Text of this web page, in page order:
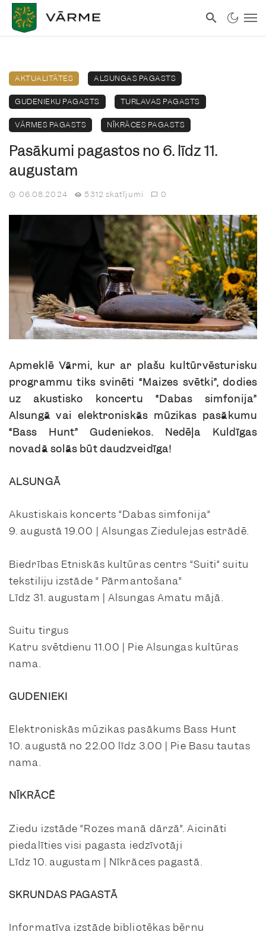
AKTUALITĀTES ALSUNGAS PAGASTS
GUDENIEKU PAGASTS TURLAVAS PAGASTS
VĀRMES PAGASTS NĪKRĀCES PAGASTS
Pasākumi pagastos no 6. līdz 11.
augustam
06.08.2024 5312 skatījumi 0
Apmeklē Vārmi, kur ar plašu kultūrvēsturisku
programmu tiks svinēti “Maizes svētki”, dodies
uz akustisko koncertu “Dabas simfonija”
Alsungā vai elektroniskās mūzikas pasākumu
“Bass Hunt” Gudeniekos. Nedēļa Kuldīgas
novadā solās būt daudzveidīga!
ALSUNGĀ
Akustiskais koncerts “Dabas simfonija”
9. augustā 19.00 | Alsungas Ziedulejas estrādē.
Biedrības Etniskās kultūras centrs “Suiti” suitu
tekstiliju izstāde “ Pārmantošana”
Līdz 31. augustam | Alsungas Amatu mājā.
Suitu tirgus
Katru svētdienu 11.00 | Pie Alsungas kultūras
nama.
GUDENIEKI
Elektroniskās mūzikas pasākums Bass Hunt
10. augustā no 22.00 līdz 3.00 | Pie Basu tautas
nama.
NĪKRĀCĒ
Ziedu izstāde “Rozes manā dārzā”. Aicināti
piedalīties visi pagasta iedzīvotāji
Līdz 10. augustam | Nīkrāces pagastā.
SKRUNDAS PAGASTĀ
Informatīva izstāde bibliotēkas bērnu